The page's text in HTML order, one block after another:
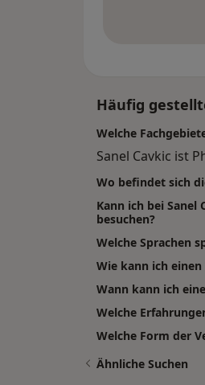
Häufig
Welche
Sanel Cavkic ist
Wo befindet sich
Kann ich bei Sanel
besuchen?
Welche Sprachen
Wie kann ich einen
Wann kann ich
Welche
Welche Form der
Ähnliche Suchen